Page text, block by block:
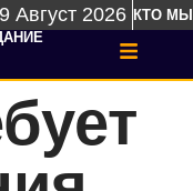
Август 2026 КТО МЫ